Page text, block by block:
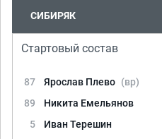
СИБИРЯК
Стартовый состав
87 Ярослав Плево (вр)
89
Никита Емельянов
5
Иван Терешин